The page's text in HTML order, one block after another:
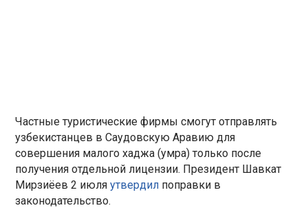
Частные туристические фирмы смогут отправлять
узбекистанцев в Саудовскую Аравию для
совершения малого хаджа (умра) только после
получения отдельной лицензии. Президент Шавкат
Мирзиёев 2 июляутвердил поправки в
законодательство.